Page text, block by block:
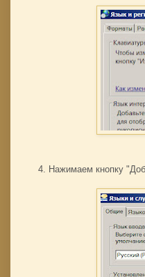
4. Нажимаем кнопку